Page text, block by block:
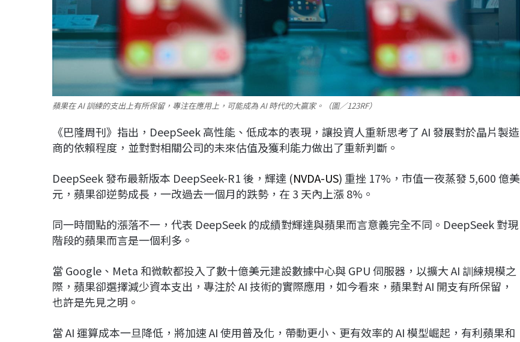
蘋果在 AI 訓練的支出上有所保留，專注在應用上，可能成為 AI 時代的大贏家。（圖／123RF）
《巴隆周刊》指出，DeepSeek 高性能、低成本的表現，讓投資人重新思考了 AI 發展對於晶片製造
商的依賴程度，並對對相關公司的未來估值及獲利能力做出了重新判斷。
DeepSeek 發布最新版本 DeepSeek-R1 後，輝達 (NVDA-US) 重挫 17%，市值一夜蒸發 5,600 億美
元，蘋果卻逆勢成長，一改過去一個月的跌勢，在 3 天內上漲 8%。
同一時間點的漲落不一，代表 DeepSeek 的成績對輝達與蘋果而言意義完全不同。DeepSeek 對現
階段的蘋果而言是一個利多。
當 Google、Meta 和微軟都投入了數十億美元建設數據中心與 GPU 伺服器，以擴大 AI 訓練規模之
際，蘋果卻選擇減少資本支出，專注於 AI 技術的實際應用，如今看來，蘋果對 AI 開支有所保留，
也許是先見之明。
當 AI 運算成本一旦降低，將加速 AI 使用普及化，帶動更小、更有效率的 AI 模型崛起，有利蘋果和